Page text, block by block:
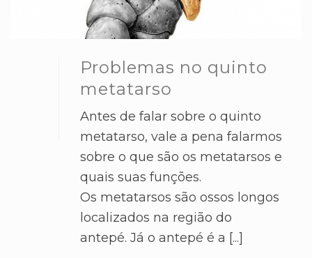
Problemas no quinto
metatarso
Antes de falar sobre o quinto
metatarso, vale a pena falarmos
sobre o que são os metatarsos e
quais suas funções.
Os metatarsos são ossos longos
localizados na região do
antepé. Já o antepé é a [...]